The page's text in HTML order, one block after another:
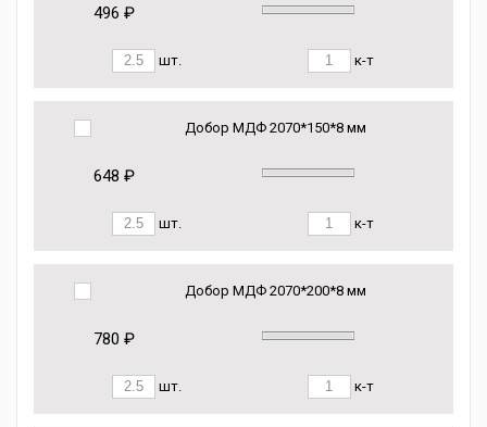
496 ₽
шт. к-т
Добор МДФ 2070*150*8 мм
648 ₽
шт. к-т
Добор МДФ 2070*200*8 мм
780 ₽
шт. к-т